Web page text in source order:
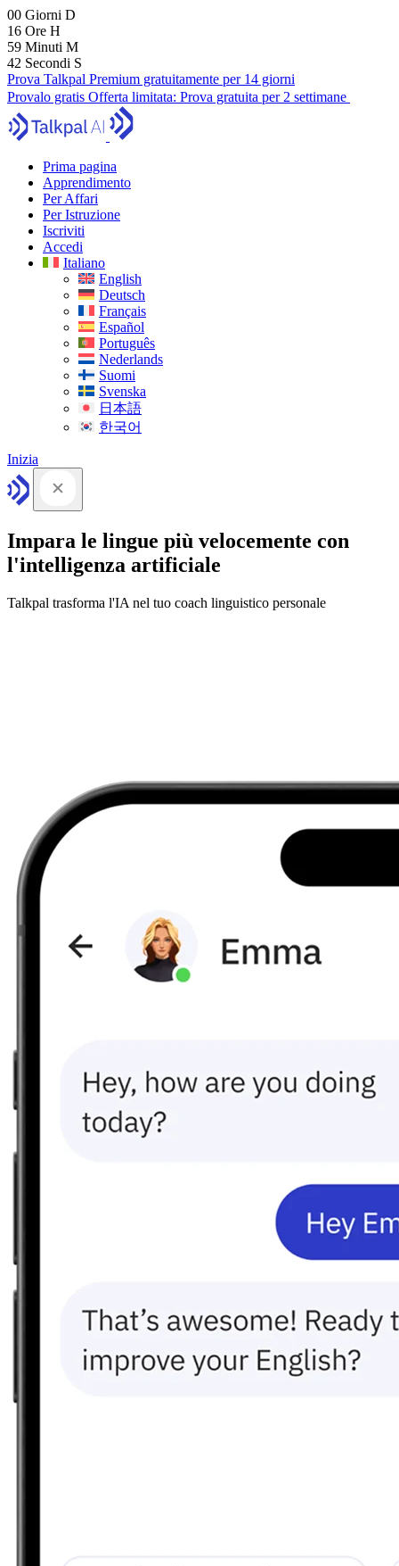
00 Giorni D
16 Ore H
59 Minuti M
41 Secondi S
Prova Talkpal Premium gratuitamente per 14 giorni
Provalo gratis Offerta limitata: Prova gratuita per 2 settimane
Prima pagina
Apprendimento
Per Affari
Per Istruzione
Iscriviti
Accedi
Italiano
English
Deutsch
Français
Español
Português
Nederlands
Suomi
Svenska
日本語
한국어
Inizia
Impara le lingue più velocemente con
l'intelligenza artificiale
Talkpal trasforma l'IA nel tuo coach linguistico personale